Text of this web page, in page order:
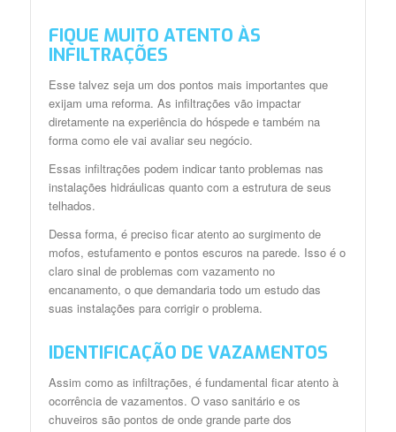
FIQUE MUITO ATENTO ÀS
INFILTRAÇÕES
Esse talvez seja um dos pontos mais importantes que
exijam uma reforma. As infiltrações vão impactar
diretamente na experiência do hóspede e também na
forma como ele vai avaliar seu negócio.
Essas infiltrações podem indicar tanto problemas nas
instalações hidráulicas quanto com a estrutura de seus
telhados.
Dessa forma, é preciso ficar atento ao surgimento de
mofos, estufamento e pontos escuros na parede. Isso é o
claro sinal de problemas com vazamento no
encanamento, o que demandaria todo um estudo das
suas instalações para corrigir o problema.
IDENTIFICAÇÃO DE VAZAMENTOS
Assim como as infiltrações, é fundamental ficar atento à
ocorrência de vazamentos. O vaso sanitário e os
chuveiros são pontos de onde grande parte dos